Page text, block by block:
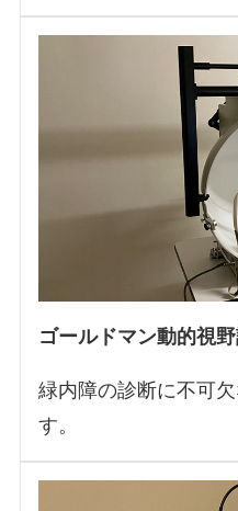
ゴールドマン動的視
緑内障の診断に不可
す。